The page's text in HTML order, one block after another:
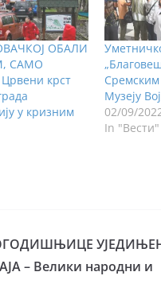
ОБАЛИ
САМО
крст
у кризним
Музеју
02/09/
In "Вести"
– Велики народни и